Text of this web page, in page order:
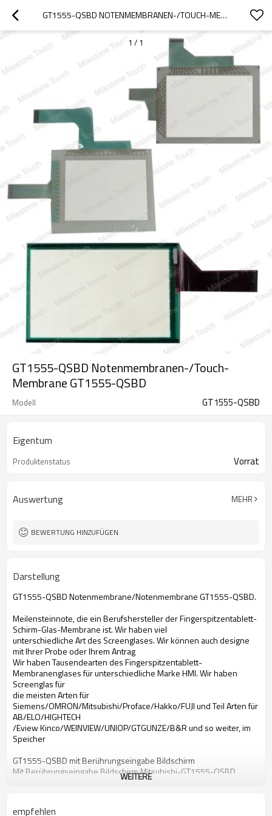
GT1555-QSBD NOTENMEMBRANEN-/TOUCH-MEMBRANE GT1555-QSBD
1 / 1
GT1555-QSBD Notenmembranen-/Touch-
Membrane GT1555-QSBD
Modell GT1555-QSBD
Eigentum
Produktenstatus Vorrat
Auswertung MEHR
BEWERTUNG HINZUFÜGEN
Darstellung
GT1555-QSBD Notenmembrane/Notenmembrane GT1555-QSBD.
Meilensteinnote, die ein Berufshersteller der Fingerspitzentablett-
Schirm-Glas-Membrane ist. Wir haben viel
unterschiedliche Art des Screenglases. Wir können auch designe
mit Ihrer Probe oder Ihrem Antrag
Wir haben Tausendearten des Fingerspitzentablett-
Membranenglases für unterschiedliche Marke HMI. Wir haben
Screenglas für
die meisten Arten für
Siemens/OMRON/Mitsubishi/Proface/Hakko/FUJI und Teil Arten für
AB/ELO/HIGHTECH
/Eview Kinco/WEINVIEW/UNIOP/GTGUNZE/B&R und so weiter, im
Speicher
GT1555-QSBD mit Berührungseingabe Bildschirm
Mit Berührungseingabe Bildschirm Mitsubishi-GT1555-QSBD
mit Berührungseingabe Bildschirm GT1555-QSBD
WEITERE
empfehlen